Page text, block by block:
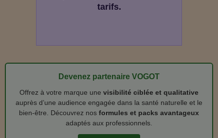
tarifs.
Devenez partenaire VOGOT
Offrez à votre marque une visibilité ciblée et qualitative
auprès d’une audience engagée dans la santé naturelle et le
bien‑être. Découvrez nos formules et packs avantageux
adaptés aux professionnels.